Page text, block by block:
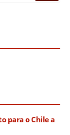
para o Chile a